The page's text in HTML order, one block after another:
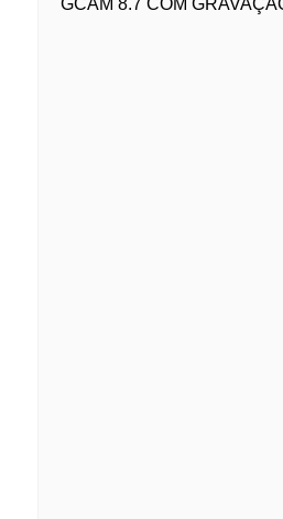
GCAM 8.7 COM